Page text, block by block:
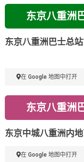
东京八重洲
东京八重洲巴士总站
在 Google 地图中打开
东京八重洲
东京中城八重洲内
在 Google 地图中打开